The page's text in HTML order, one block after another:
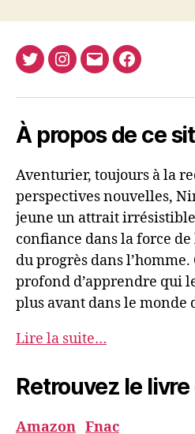
articles
TwitterInstagram
E-
Facebook
À propos de ce
Aventurier, toujours à la
perspectives nouvelles,
jeune un attrait
confiance dans la force
du progrès dans l’homme.
profond d’apprendre qui
plus avant dans le monde
Lire la suite…
Retrouvez le
Amazon Fnac